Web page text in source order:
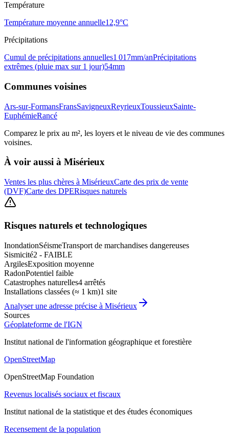
Température
Température moyenne annuelle12,9°C
Précipitations
Cumul de précipitations annuelles1 017mm/anPrécipitations
extrêmes (pluie max sur 1 jour)54mm
Communes voisines
Ars-sur-FormansFransSavigneuxReyrieuxToussieuxSainte-
EuphémieRancé
Comparez le prix au m², les loyers et le niveau de vie des communes
voisines.
À voir aussi à Misérieux
Ventes les plus chères à MisérieuxCarte des prix de vente
(DVF)Carte des DPERisques naturels
Risques naturels et technologiques
InondationSéismeTransport de marchandises dangereuses
Sismicité2 - FAIBLE
ArgilesExposition moyenne
RadonPotentiel faible
Catastrophes naturelles4 arrêtés
Installations classées (≈ 1 km)1 site
Analyser une adresse précise à Misérieux
Sources
Géoplateforme de l'IGN
Institut national de l'information géographique et forestière
OpenStreetMap
OpenStreetMap Foundation
Revenus localisés sociaux et fiscaux
Institut national de la statistique et des études économiques
Recensement de la population